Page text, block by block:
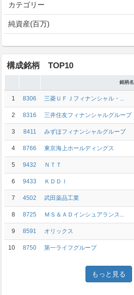
カテゴリー
純資産(百万)
構成銘柄 TOP10
銘柄名
1 8306 三菱ＵＦＪフィナンシャル・...
2 8316 三井住友フィナンシャルグループ
3 8411 みずほフィナンシャルグループ
4 8766 東京海上ホールディングス
5 9432 ＮＴＴ
6 9433 ＫＤＤＩ
7 4502 武田薬品工業
8 8725 ＭＳ＆ＡＤインシュアランス...
9 8591 オリックス
10 8750 第一ライフグループ
もっと見る